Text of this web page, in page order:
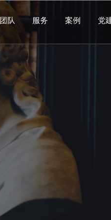
团队 服务 案例 党